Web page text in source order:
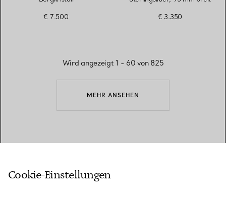
€ 7.500 € 3.350
MEHR ANSEHEN
Wird angezeigt 1 - 60 von 825
Cookie-Einstellungen